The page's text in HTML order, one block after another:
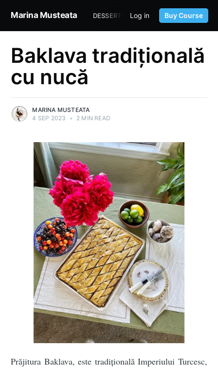
Marina Musteata DESSERTS SOURDOUGH TASTE
Log in Buy Course
Baklava tradițională
cu nucă
MARINA MUSTEATA
4 SEP 2023
• 2 MIN READ
Prăjitura Baklava, este tradițională Imperiului Turcesc,